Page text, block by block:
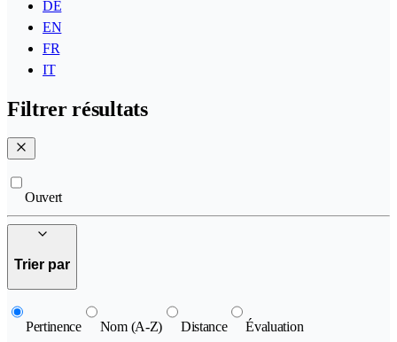
DE
EN
FR
IT
Filtrer résultats
Ouvert
Trier par
Pertinence Nom (A-Z) Distance Évaluation